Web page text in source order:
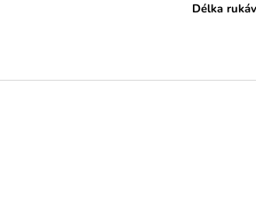
Délka rukáv